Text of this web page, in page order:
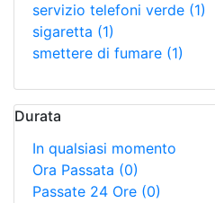
servizio telefoni verde (1)
sigaretta (1)
smettere di fumare (1)
Durata
In qualsiasi momento
Ora Passata (0)
Passate 24 Ore (0)